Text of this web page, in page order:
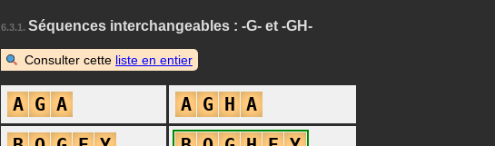
6.3.1. Séquences interchangeables : -G- et -GH-
Consulter cette liste en entier
A G A A G H A